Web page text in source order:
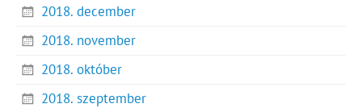
2018. december
2018. november
2018. október
2018. szeptember